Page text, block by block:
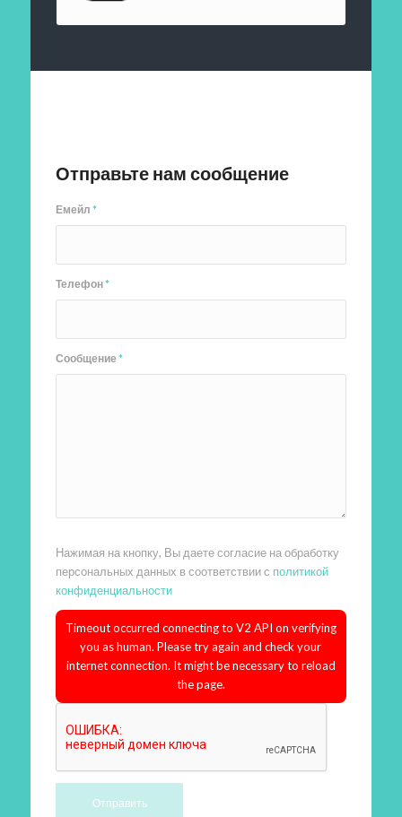
Отправьте нам сообщение
Емейл*
Телефон*
Сообщение*
Нажимая на кнопку, Вы даете согласие на обработку
персональных данных в соответствии с политикой
конфиденциальности
Timeout occurred connecting to V2 API on verifying
you as human. Please try again and check your
internet connection. It might be necessary to reload
the page.